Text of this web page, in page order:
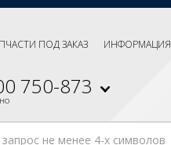
ПОД ЗАКАЗ ИНФОРМАЦИЯ
750-873